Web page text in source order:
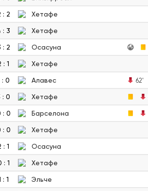
: 2 Хетафе
: 3 Хетафе
: 2 Осасуна
: 1 Хетафе
: 0 Алавес 62'
: 0 Хетафе
: 0 Барселона
: 0 Хетафе
: 1 Осасуна
: 1 Хетафе
: 1 Эльче